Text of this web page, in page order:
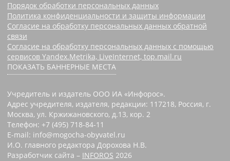
Порядок обработки персональных данных
Политика конфиденциальности и защиты информации
Согласие на обработку персональных данных обратной
связи
Согласие на обработку персональных данных с помощью
сервисов Yandex.Metrika, LiveInternet, top.mail.ru
ПОКАЗАТЬ БАННЕРНЫЕ МЕСТА
Учредитель и издатель ООО ИА «Инфорос».
Адрес учредителя, издателя, редакции: 117218, Россия, г.
Москва, ул. Кржижановского, д.13, кор. 2
Телефон: +7 (495) 718-84-11
E-mail: info@mogocha-obyvatel.ru
И.О. главного редактора Дорохова Н.В.
Разработчик сайта – INFOROS 2026